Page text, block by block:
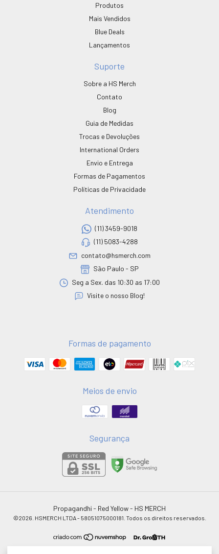
Produtos
Mais Vendidos
Blue Deals
Lançamentos
Suporte
Sobre a HS Merch
Contato
Blog
Guia de Medidas
Trocas e Devoluções
International Orders
Envio e Entrega
Formas de Pagamentos
Políticas de Privacidade
Atendimento
(11) 3459-9018
(11) 5083-4288
contato@hsmerch.com
São Paulo - SP
Seg a Sex. das 10:30 as 17:00
Visite o nosso Blog!
Formas de pagamento
Meios de envio
Segurança
Propagandhi - Red Yellow- HS MERCH
©2026. HSMERCH LTDA - 58051075000181. Todos os direitos reservados.